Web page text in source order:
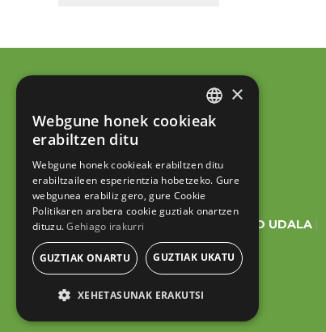
ESKORIATZAKO UDALA
BASQUE
SPANISH
×
Webgune honek cookieak
erabiltzen ditu
Webgune honek cookieak erabiltzen ditu
erabiltzaileen esperientzia hobetzeko. Gure
webgunea erabiliz gero, gure Cookie
Politikaren arabera cookie guztiak onartzen
dituzu. Gehiago irakurri
GUZTIAK ONARTU GUZTIAK UKATU
XEHETASUNAK ERAKUTSI